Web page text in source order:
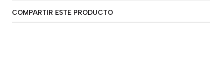
COMPARTIR ESTE PRODUCTO